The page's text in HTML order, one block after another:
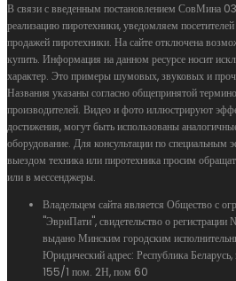
В связи с введенным постановлением СовМина
реализацию пиротехники, уведомляем
продажей пиротехники. На сайте отключена
купить. Информация на данном ресурсе носит
характер. Это примеры шумовых, звуковых и
Названия указаны согласно общепринятой
производителей. Видео и фото иллюстрируют
достижения, могут быть использованы
оборудование. Для консультации по специальным
выездом техника или пиротехника просим
или в мессенджеры.
Владельцем сайта является Общество с
"ЭвриПати", свидетельство о
выдано Минским городским
Юридический адрес: Республика
155/1 пом. 2Н, пом 60